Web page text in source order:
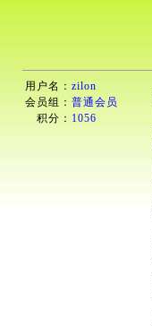
用户名： zilon
会员组： 普通会员
积分： 1056